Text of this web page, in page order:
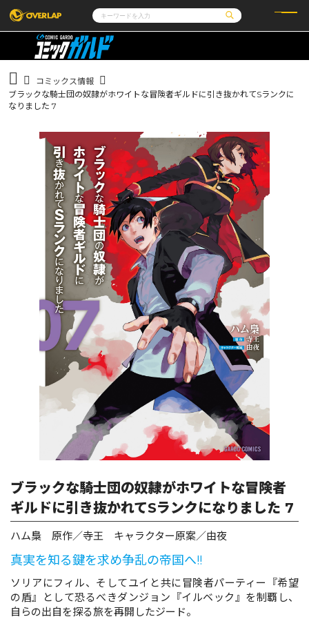
コミック
コミッククリエ
LiQulle
ラブパルフェ
ライトノベル
その他
コミックエッセイ
ポケットモンスター
通販・NEWS
企業
採用情報
アクセス
オーバーラップホールディングス
お問い合わせはこちら
オーバーラップ文庫
オーバーラップノベルス
オーバーラップノベルスf
ロサージュノベルス
コミックガルド
リキューレ
コミックパルフェ
コミックス情報
ブラックな騎士団の奴隷がホワイトな冒険者ギルドに引き抜かれてSランクに
なりました 7
ブラックな騎士団の奴隷がホワイトな冒険者
ギルドに引き抜かれてSランクになりました 7
ハム梟 原作／寺王 キャラクター原案／由夜
真実を知る鍵を求め争乱の帝国へ!!
ソリアにフィル、そしてユイと共に冒険者パーティー『希望
の盾』として恐るべきダンジョン『イルベック』を制覇し、
自らの出自を探る旅を再開したジード。